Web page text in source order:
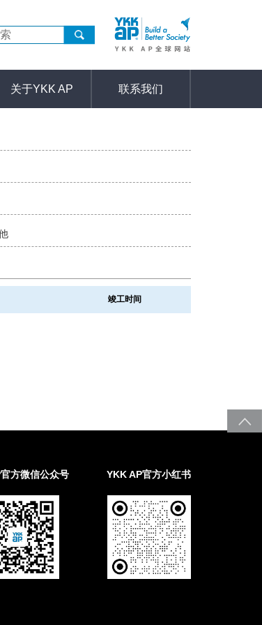
关于YKK AP 联系我们
竣工时间
方微信公众号 YKK AP官方小红书